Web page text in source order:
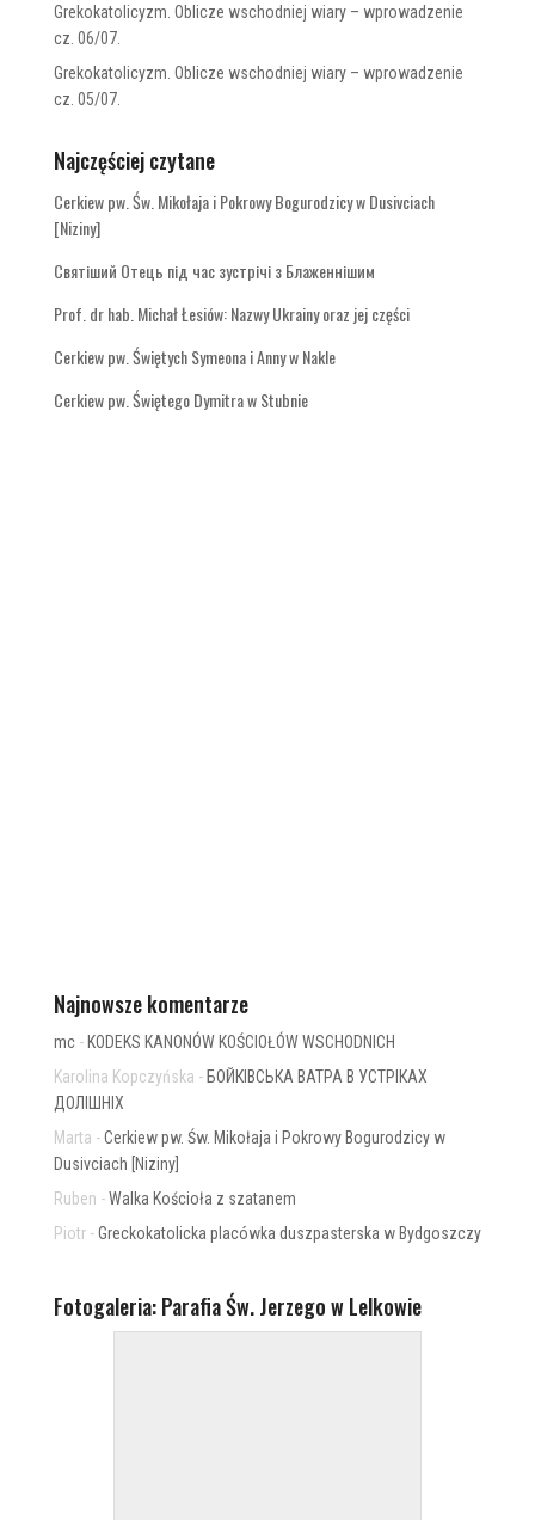
Grekokatolicyzm. Oblicze wschodniej wiary – wprowadzenie
cz. 06/07.
Grekokatolicyzm. Oblicze wschodniej wiary – wprowadzenie
cz. 05/07.
Najczęściej czytane
Cerkiew pw. Św. Mikołaja i Pokrowy Bogurodzicy w Dusivciach
[Niziny]
Святіший Отець під час зустрічі з Блаженнішим
Prof. dr hab. Michał Łesiów: Nazwy Ukrainy oraz jej części
Cerkiew pw. Świętych Symeona i Anny w Nakle
Cerkiew pw. Świętego Dymitra w Stubnie
Najnowsze komentarze
mc- KODEKS KANONÓW KOŚCIOŁÓW WSCHODNICH
Karolina Kopczyńska - БОЙКІВСЬКА ВАТРА В УСТРІКАХ
ДОЛІШНІХ
Marta -Cerkiew pw. Św. Mikołaja i Pokrowy Bogurodzicy w
Dusivciach [Niziny]
Ruben -Walka Kościoła z szatanem
Piotr-Greckokatolicka placówka duszpasterska w Bydgoszczy
Fotogaleria: Parafia Św. Jerzego w Lelkowie